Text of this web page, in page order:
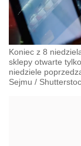
Koniec z 8
sklepy otwarte
niedziele
Sejmu /